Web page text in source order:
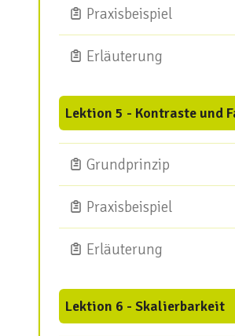
Praxisbeispiel
Erläuterung
Lektion 5 - Kontraste und
Grundprinzip
Praxisbeispiel
Erläuterung
Lektion 6 - Skalierbarkeit